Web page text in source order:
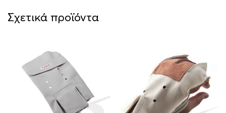
Σχετικά προϊόντα